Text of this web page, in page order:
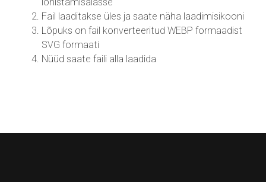
Fail laaditakse üles ja saate näha laadimisikooni
Lõpuks on fail konverteeritud WEBP formaadist
SVG formaati
Nüüd saate faili alla laadida